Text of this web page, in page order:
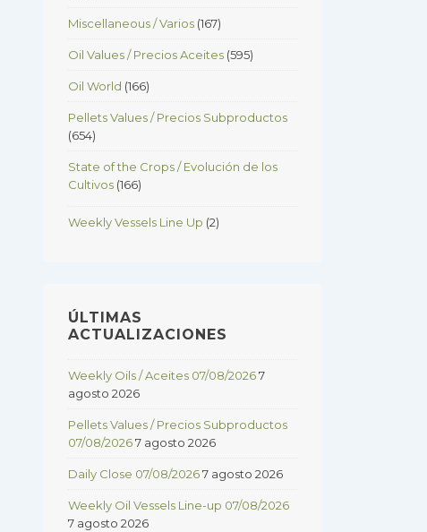
Miscellaneous / Varios (167)
Oil Values / Precios Aceites (595)
Oil World (166)
Pellets Values / Precios Subproductos
(654)
State of the Crops / Evolución de los
Cultivos (166)
Weekly Vessels Line Up (2)
ÚLTIMAS
ACTUALIZACIONES
Weekly Oils / Aceites 07/08/20267
agosto 2026
Pellets Values / Precios Subproductos
07/08/20267 agosto 2026
Daily Close 07/08/20267 agosto 2026
Weekly Oil Vessels Line-up 07/08/2026
7 agosto 2026